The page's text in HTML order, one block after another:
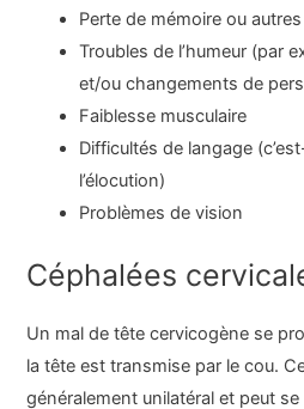
Perte de mémoire ou
Troubles de l’humeur (par
et/ou changements de
Faiblesse musculaire
Difficultés de langage
l’élocution)
Problèmes de vision
Céphalées
Un mal de tête cervicogène se
la tête est transmise par le cou.
généralement unilatéral et peut